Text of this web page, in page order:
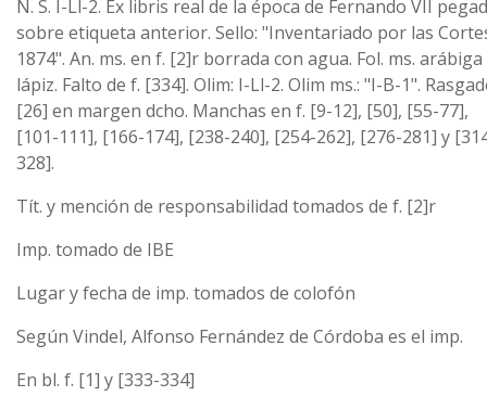
N. S. I-Ll-2. Ex libris real de la época de Fernando VII
sobre etiqueta anterior. Sello: "Inventariado por las
1874". An. ms. en f. [2]r borrada con agua. Fol. ms. arábiga
lápiz. Falto de f. [334]. Olim: I-Ll-2. Olim ms.: "I-B-1".
[26] en margen dcho. Manchas en f. [9-12], [50], [55-77],
[101-111], [166-174], [238-240], [254-262], [276-281] y
328].
Tít. y mención de responsabilidad tomados de f. [2]r
Imp. tomado de IBE
Lugar y fecha de imp. tomados de colofón
Según Vindel, Alfonso Fernández de Córdoba es el imp.
En bl. f. [1] y [333-334]